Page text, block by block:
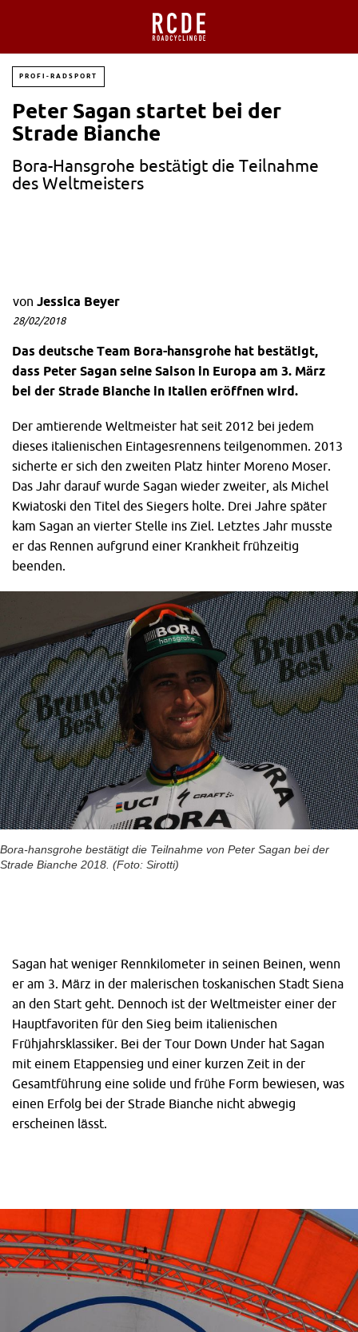
PROFI-RADSPORT
Peter Sagan startet bei der
Strade Bianche
Bora-Hansgrohe bestätigt die Teilnahme
des Weltmeisters
von Jessica Beyer
28/02/2018
Das deutsche Team Bora-hansgrohe hat bestätigt,
dass Peter Sagan seine Saison in Europa am 3. März
bei der Strade Bianche in Italien eröffnen wird.
Der amtierende Weltmeister hat seit 2012 bei jedem
dieses italienischen Eintagesrennens teilgenommen. 2013
sicherte er sich den zweiten Platz hinter Moreno Moser.
Das Jahr darauf wurde Sagan wieder zweiter, als Michel
Kwiatoski den Titel des Siegers holte. Drei Jahre später
kam Sagan an vierter Stelle ins Ziel. Letztes Jahr musste
er das Rennen aufgrund einer Krankheit frühzeitig
beenden.
Bora-hansgrohe bestätigt die Teilnahme von Peter Sagan bei der
Strade Bianche 2018. (Foto: Sirotti)
Sagan hat weniger Rennkilometer in seinen Beinen, wenn
er am 3. März in der malerischen toskanischen Stadt Siena
an den Start geht. Dennoch ist der Weltmeister einer der
Hauptfavoriten für den Sieg beim italienischen
Frühjahrsklassiker. Bei der Tour Down Under hat Sagan
mit einem Etappensieg und einer kurzen Zeit in der
Gesamtführung eine solide und frühe Form bewiesen, was
einen Erfolg bei der Strade Bianche nicht abwegig
erscheinen lässt.